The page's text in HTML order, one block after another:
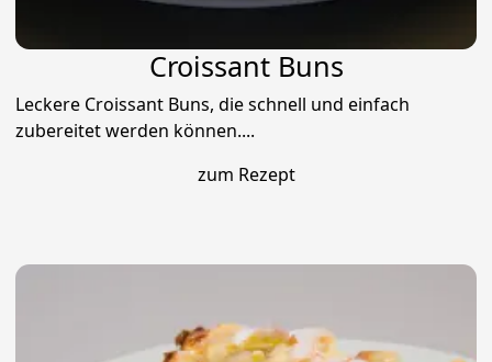
Croissant Buns
Leckere Croissant Buns, die schnell und einfach
zubereitet werden können....
zum Rezept